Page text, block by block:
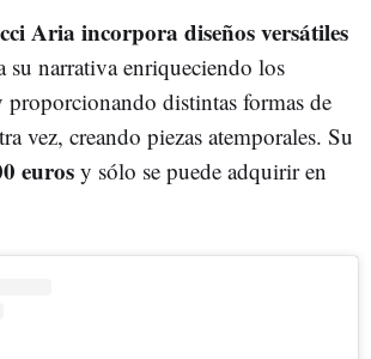
Aria incorpora diseños versátiles
su narrativa enriqueciendo los
distintas formas de
vez, creando piezas atemporales. Su
euros y sólo se puede adquirir en